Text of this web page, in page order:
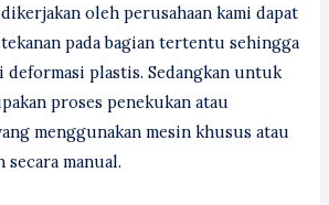
oleh perusahaan kami dapat
pada bagian tertentu sehingga
deformasi plastis. Sedangkan untuk
proses penekukan atau
menggunakan mesin khusus atau
secara manual.